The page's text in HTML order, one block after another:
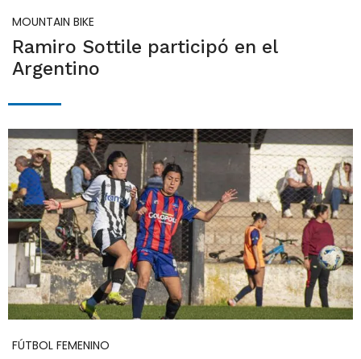
MOUNTAIN BIKE
Ramiro Sottile participó en el
Argentino
FÚTBOL FEMENINO